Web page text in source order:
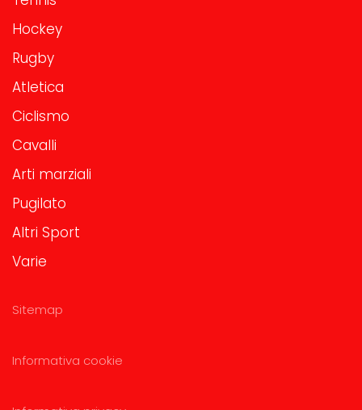
Hockey
Rugby
Atletica
Ciclismo
Cavalli
Arti marziali
Pugilato
Altri Sport
Varie
Sitemap
Informativa cookie